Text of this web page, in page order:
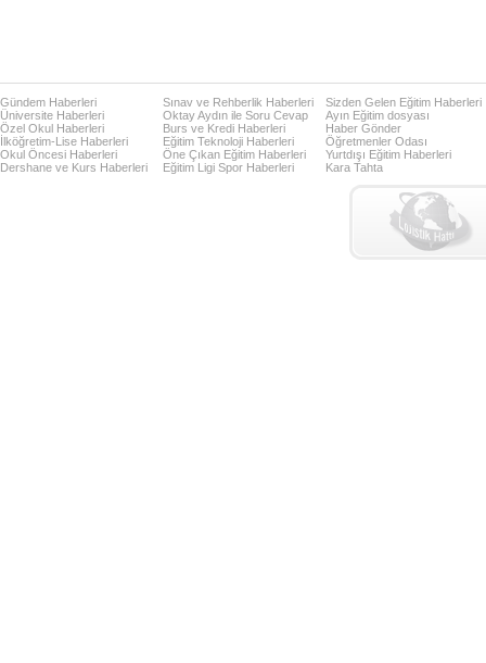
Gündem Haberleri
Üniversite Haberleri
Özel Okul Haberleri
İlköğretim-Lise Haberleri
Okul Öncesi Haberleri
Dershane ve Kurs Haberleri
Sınav ve Rehberlik Haberleri
Oktay Aydın ile Soru Cevap
Burs ve Kredi Haberleri
Eğitim Teknoloji Haberleri
Öne Çıkan Eğitim Haberleri
Eğitim Ligi Spor Haberleri
Sizden Gelen Eğitim Haberleri
Ayın Eğitim dosyası
Haber Gönder
Öğretmenler Odası
Yurtdışı Eğitim Haberleri
Kara Tahta